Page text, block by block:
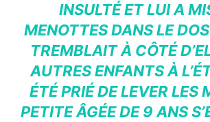
INSULTÉ ET LUI A
MENOTTES DANS LE
TREMBLAIT À CÔTÉ
AUTRES ENFANTS À
ÉTÉ PRIÉ DE LEVER LES
PETITE ÂGÉE DE 9 ANS